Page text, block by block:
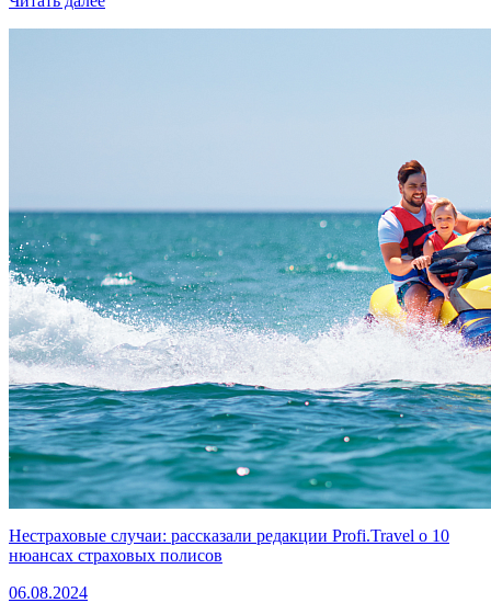
Нестраховые случаи: рассказали редакции Profi.Travel о 10
нюансах страховых полисов
06.08.2024